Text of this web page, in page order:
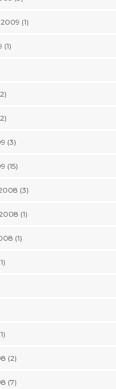
(1)
(1)
(3)
(15)
(3)
(1)
(1)
(2)
(7)